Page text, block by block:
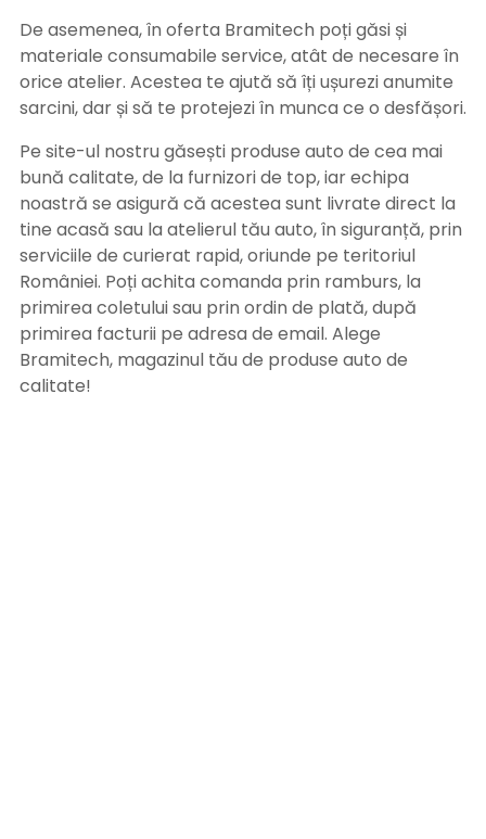
De asemenea, în oferta Bramitech poți găsi și
materiale consumabile service, atât de necesare în
orice atelier. Acestea te ajută să îți ușurezi anumite
sarcini, dar și să te protejezi în munca ce o desfășori.
Pe site-ul nostru găsești produse auto de cea mai
bună calitate, de la furnizori de top, iar echipa
noastră se asigură că acestea sunt livrate direct la
tine acasă sau la atelierul tău auto, în siguranță, prin
serviciile de curierat rapid, oriunde pe teritoriul
României. Poți achita comanda prin ramburs, la
primirea coletului sau prin ordin de plată, după
primirea facturii pe adresa de email. Alege
Bramitech, magazinul tău de produse auto de
calitate!